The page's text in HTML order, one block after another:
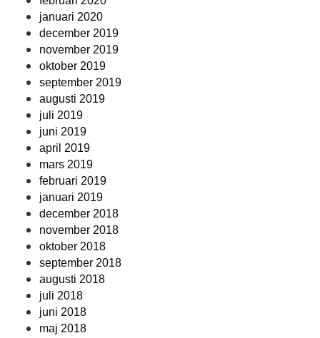
januari 2020
december 2019
november 2019
oktober 2019
september 2019
augusti 2019
juli 2019
juni 2019
april 2019
mars 2019
februari 2019
januari 2019
december 2018
november 2018
oktober 2018
september 2018
augusti 2018
juli 2018
juni 2018
maj 2018